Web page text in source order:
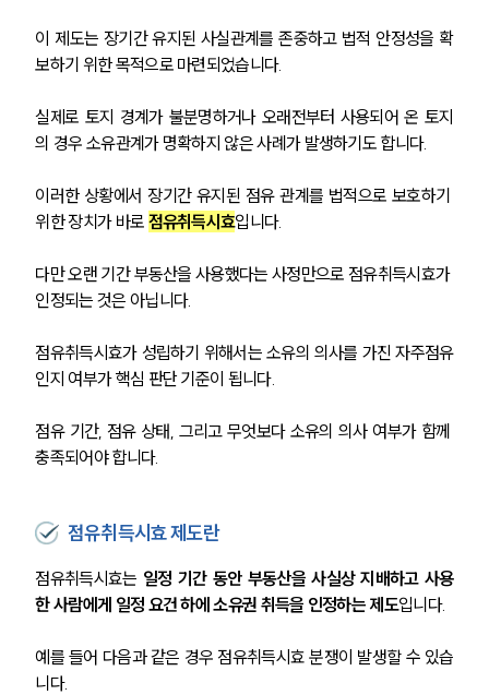
이 제도는 장기간 유지된 사실관계를 존중하고 법적 안정성을 확
보하기 위한 목적으로 마련되었습니다.
실제로 토지 경계가 불분명하거나 오래전부터 사용되어 온 토지
의 경우 소유관계가 명확하지 않은 사례가 발생하기도 합니다.
이러한 상황에서 장기간 유지된 점유 관계를 법적으로 보호하기
위한 장치가 바로 점유취득시효입니다.
다만 오랜 기간 부동산을 사용했다는 사정만으로 점유취득시효가
인정되는 것은 아닙니다.
점유취득시효가 성립하기 위해서는 소유의 의사를 가진 자주점유
인지 여부가 핵심 판단 기준이 됩니다.
점유 기간, 점유 상태, 그리고 무엇보다 소유의 의사 여부가 함께
충족되어야 합니다.
점유취득시효 제도란
점유취득시효는 일정 기간 동안 부동산을 사실상 지배하고 사용
한 사람에게 일정 요건 하에 소유권 취득을 인정하는 제도입니다.
예를 들어 다음과 같은 경우 점유취득시효 분쟁이 발생할 수 있습
니다.